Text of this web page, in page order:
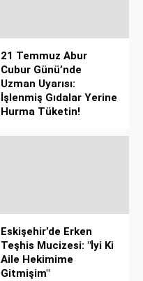
21 Temmuz Abur
Cubur Günü’nde
Uzman Uyarısı:
İşlenmiş Gıdalar Yerine
Hurma Tüketin!
Eskişehir’de Erken
Teşhis Mucizesi: "İyi Ki
Aile Hekimime
Gitmişim"